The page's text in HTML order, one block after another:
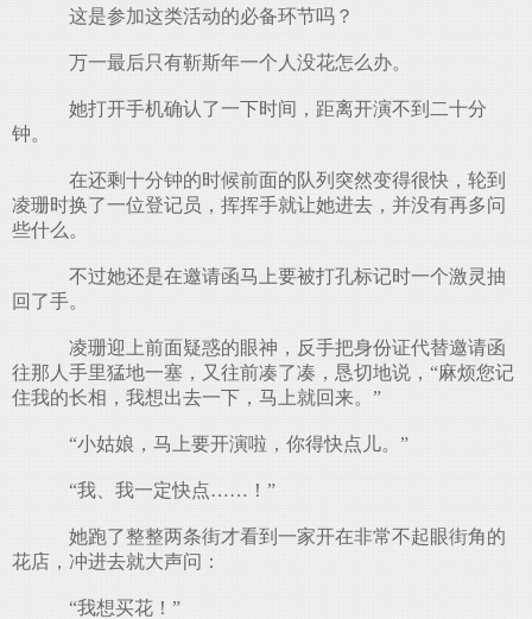
这是参加这类活动的必备环节吗？
万一最后只有靳斯年一个人没花怎么办。
她打开手机确认了一下时间，距离开演不到二十分
钟。
在还剩十分钟的时候前面的队列突然变得很快，轮到
凌珊时换了一位登记员，挥挥手就让她进去，并没有再多问
些什么。
不过她还是在邀请函马上要被打孔标记时一个激灵抽
回了手。
凌珊迎上前面疑惑的眼神，反手把身份证代替邀请函
往那人手里猛地一塞，又往前凑了凑，恳切地说，“麻烦您记
住我的长相，我想出去一下，马上就回来。”
“小姑娘，马上要开演啦，你得快点儿。”
“我、我一定快点……！”
她跑了整整两条街才看到一家开在非常不起眼街角的
花店，冲进去就大声问：
“我想买花！”